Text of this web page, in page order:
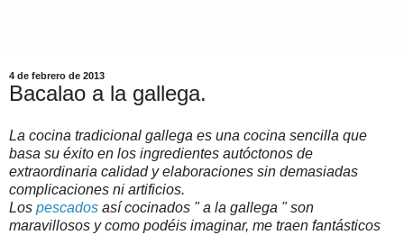
4 de febrero de 2013
Bacalao a la gallega.
La cocina tradicional gallega es una cocina sencilla que
basa su éxito en los ingredientes autóctonos de
extraordinaria calidad y elaboraciones sin demasiadas
complicaciones ni artificios.
Los pescados así cocinados " a la gallega " son
maravillosos y como podéis imaginar, me traen fantásticos